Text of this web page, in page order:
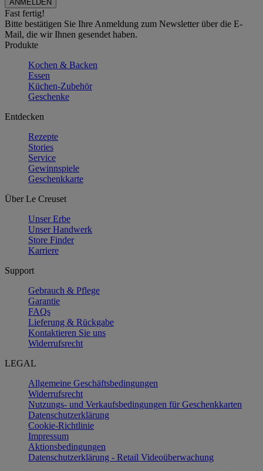
Fast fertig!
Bitte bestätigen Sie Ihre Anmeldung zum Newsletter über die E-
Mail, die wir Ihnen gesendet haben.
Produkte
Kochen & Backen
Essen
Küchen-Zubehör
Geschenke
Entdecken
Rezepte
Stories
Service
Gewinnspiele
Geschenkkarte
Über Le Creuset
Unser Erbe
Unser Handwerk
Store Finder
Karriere
Support
Gebrauch & Pflege
Garantie
FAQs
Lieferung & Rückgabe
Kontaktieren Sie uns
Widerrufsrecht
LEGAL
Allgemeine Geschäftsbedingungen
Widerrufsrecht
Nutzungs- und Verkaufsbedingungen für Geschenkkarten
Datenschutzerklärung
Cookie-Richtlinie
Impressum
Aktionsbedingungen
Datenschutzerklärung - Retail Videoüberwachung